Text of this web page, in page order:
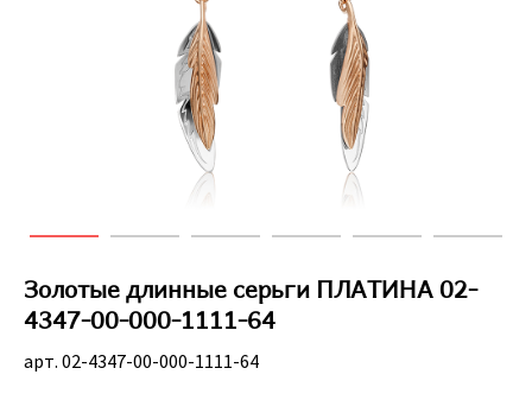
Золотые длинные серьги ПЛАТИНА 02-
4347-00-000-1111-64
арт. 02-4347-00-000-1111-64